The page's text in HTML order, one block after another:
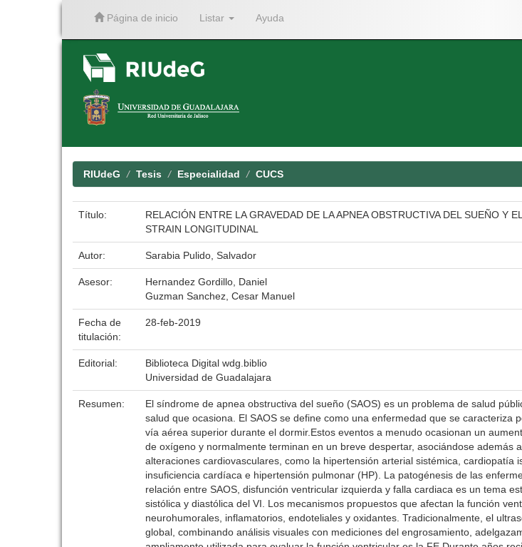
Página de inicio Listar Ayuda
RIUdeG Tesis Especialidad CUCS
Título:
RELACIÓN ENTRE LA GRAVEDAD DE LA APNEA OBSTRUCTIVA DEL SUEÑO Y
STRAIN LONGITUDINAL
Autor: Sarabia Pulido, Salvador
Asesor:
Hernandez Gordillo, Daniel
Guzman Sanchez, Cesar Manuel
Fecha de
titulación:
28-feb-2019
Editorial:
Biblioteca Digital wdg.biblio
Universidad de Guadalajara
Resumen:
El síndrome de apnea obstructiva del sueño (SAOS) es un problema de salud
salud que ocasiona. El SAOS se define como una enfermedad que se
vía aérea superior durante el dormir.Estos eventos a menudo ocasionan un
de oxígeno y normalmente terminan en un breve despertar, asociándose además
alteraciones cardiovasculares, como la hipertensión arterial sistémica,
insuficiencia cardíaca e hipertensión pulmonar (HP). La patogénesis de las
relación entre SAOS, disfunción ventricular izquierda y falla cardiaca es un tema
sistólica y diastólica del VI. Los mecanismos propuestos que afectan la función
neurohumorales, inflamatorios, endoteliales y oxidantes. Tradicionalmente, el
global, combinando análisis visuales con mediciones del engrosamiento,